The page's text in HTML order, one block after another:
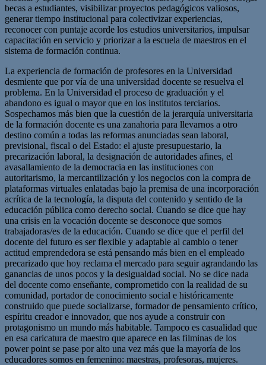
becas a estudiantes, visibilizar proyectos pedagógicos valiosos,
generar tiempo institucional para colectivizar experiencias,
reconocer con puntaje acorde los estudios universitarios, impulsar
capacitación en servicio y priorizar a la escuela de maestros en el
sistema de formación continua.
La experiencia de formación de profesores en la Universidad
desmiente que por vía de una universidad docente se resuelva el
problema. En la Universidad el proceso de graduación y el
abandono es igual o mayor que en los institutos terciarios.
Sospechamos más bien que la cuestión de la jerarquía universitaria
de la formación docente es una zanahoria para llevarnos a otro
destino común a todas las reformas anunciadas sean laboral,
previsional, fiscal o del Estado: el ajuste presupuestario, la
precarización laboral, la designación de autoridades afines, el
avasallamiento de la democracia en las instituciones con
autoritarismo, la mercantilización y los negocios con la compra de
plataformas virtuales enlatadas bajo la premisa de una incorporación
acrítica de la tecnología, la disputa del contenido y sentido de la
educación pública como derecho social. Cuando se dice que hay
una crisis en la vocación docente se desconoce que somos
trabajadoras/es de la educación. Cuando se dice que el perfil del
docente del futuro es ser flexible y adaptable al cambio o tener
actitud emprendedora se está pensando más bien en el empleado
precarizado que hoy reclama el mercado para seguir agrandando las
ganancias de unos pocos y la desigualdad social. No se dice nada
del docente como enseñante, comprometido con la realidad de su
comunidad, portador de conocimiento social e históricamente
construido que puede socializarse, formador de pensamiento crítico,
espíritu creador e innovador, que nos ayude a construir con
protagonismo un mundo más habitable. Tampoco es casualidad que
en esa caricatura de maestro que aparece en las filminas de los
power point se pase por alto una vez más que la mayoría de los
educadores somos en femenino: maestras, profesoras, mujeres.